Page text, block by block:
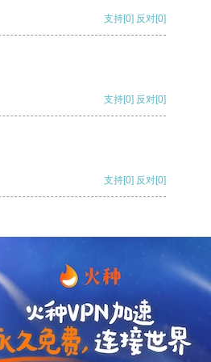
支持[0] 反对[0]
支持[0] 反对[0]
支持[0] 反对[0]
支持 [0] 反对[0]